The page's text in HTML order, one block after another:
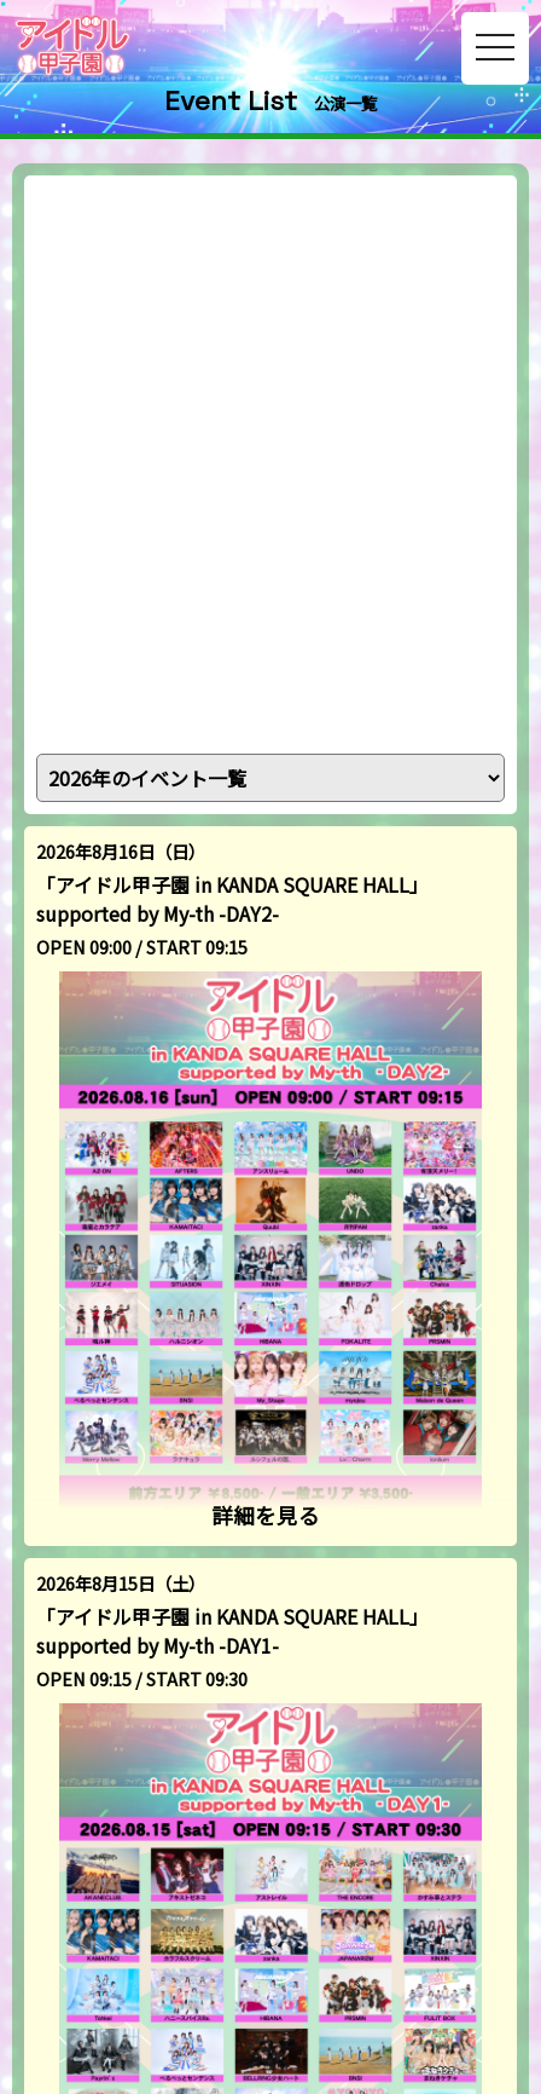
Event List 公演一覧
2026年8月16日（日）
「アイドル甲子園 in KANDA SQUARE HALL」
supported by My-th -DAY2-
OPEN 09:00 / START 09:15
詳細を見る
2026年8月15日（土）
「アイドル甲子園 in KANDA SQUARE HALL」
supported by My-th -DAY1-
OPEN 09:15 / START 09:30
toggle